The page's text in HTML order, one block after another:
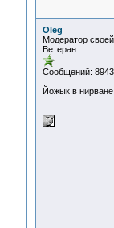
Oleg
Модератор
Ветеран
Сообщений: 8943
Йожык в нирване